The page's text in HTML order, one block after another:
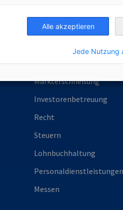
Dienstleistungen
Markterschließung
Investorenbetreuung
Recht
Steuern
Lohnbuchhaltung
Personaldienstleistungen
Messen
Alle akzeptieren
Jede Nutzung